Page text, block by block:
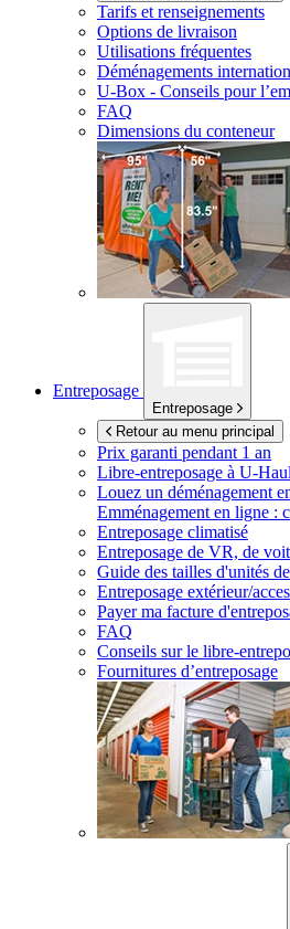
Tarifs et renseignements
Options de livraison
Utilisations fréquentes
Déménagements
U-Box - Conseils pour
FAQ
Dimensions du conteneur
Entreposage
Entreposage
Retour au menu principal
Prix garanti pendant 1 an
Libre-entreposage à U-Haul
Louez un déménagement
Emménagement en ligne :
Entreposage climatisé
Entreposage de VR, de
Guide des tailles d'unités
Entreposage extérieur/
Payer ma facture
FAQ
Conseils sur le libre-
Fournitures d’entreposage